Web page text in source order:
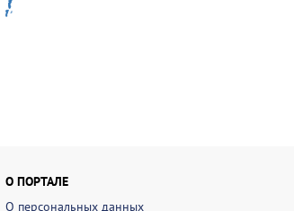
О ПОРТАЛЕ
О персональных данных